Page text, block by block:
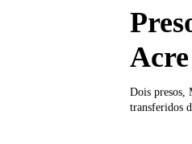
Dois presos,
transferidos